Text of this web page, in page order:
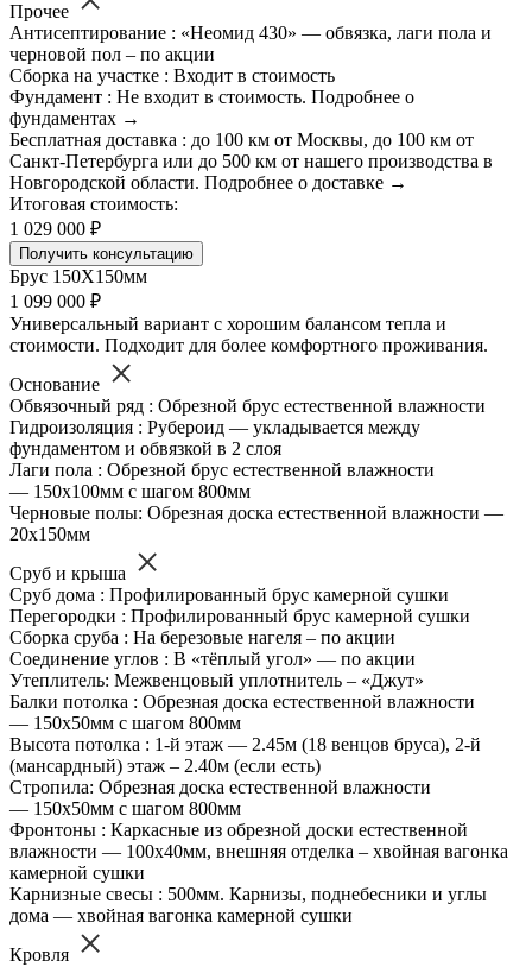
Прочее
Антисептирование : «Неомид 430» — обвязка, лаги пола и
черновой пол – по акции
Сборка на участке : Входит в стоимость
Фундамент : Не входит в стоимость. Подробнее о
фундаментах →
Бесплатная доставка : до 100 км от Москвы, до 100 км от
Санкт-Петербурга или до 500 км от нашего производства в
Новгородской области. Подробнее о доставке →
Итоговая стоимость:
1 029 000 ₽
Получить консультацию
Брус 150Х150мм
1 099 000 ₽
Универсальный вариант с хорошим балансом тепла и
стоимости. Подходит для более комфортного проживания.
Основание
Обвязочный ряд : Обрезной брус естественной влажности
Гидроизоляция : Рубероид — укладывается между
фундаментом и обвязкой в 2 слоя
Лаги пола : Обрезной брус естественной влажности
— 150х100мм с шагом 800мм
Черновые полы: Обрезная доска естественной влажности —
20х150мм
Сруб и крыша
Сруб дома : Профилированный брус камерной сушки
Перегородки : Профилированный брус камерной сушки
Сборка сруба : На березовые нагеля – по акции
Соединение углов : В «тёплый угол» — по акции
Утеплитель: Межвенцовый уплотнитель – «Джут»
Балки потолка : Обрезная доска естественной влажности
— 150х50мм с шагом 800мм
Высота потолка : 1-й этаж — 2.45м (18 венцов бруса), 2-й
(мансардный) этаж – 2.40м (если есть)
Стропила: Обрезная доска естественной влажности
— 150х50мм с шагом 800мм
Фронтоны : Каркасные из обрезной доски естественной
влажности — 100х40мм, внешняя отделка – хвойная вагонка
камерной сушки
Карнизные свесы : 500мм. Карнизы, поднебесники и углы
дома — хвойная вагонка камерной сушки
Кровля